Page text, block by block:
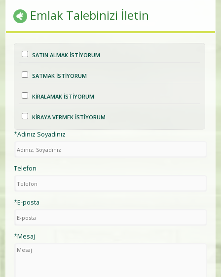
Emlak Talebinizi İletin
SATIN ALMAK İSTİYORUM
SATMAK İSTİYORUM
KİRALAMAK İSTİYORUM
KİRAYA VERMEK İSTİYORUM
*Adınız Soyadınız
Telefon
*E-posta
*Mesaj